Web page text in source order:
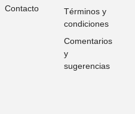
Contacto
Términos y
condiciones
Comentarios
y
sugerencias